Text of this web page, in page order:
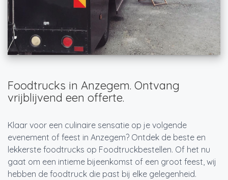
Foodtrucks in Anzegem. Ontvang
vrijblijvend een offerte.
Klaar voor een culinaire sensatie op je volgende
evenement of feest in Anzegem? Ontdek de beste en
lekkerste foodtrucks op Foodtruckbestellen. Of het nu
gaat om een intieme bijeenkomst of een groot feest, wij
hebben de foodtruck die past bij elke gelegenheid.